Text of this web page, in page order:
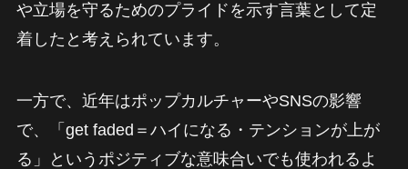
や立場を守るためのプライドを示す言葉として定
着したと考えられています。
一方で、近年はポップカルチャーやSNSの影響
で、「get faded＝ハイになる・テンションが上が
る」というポジティブな意味合いでも使われるよ